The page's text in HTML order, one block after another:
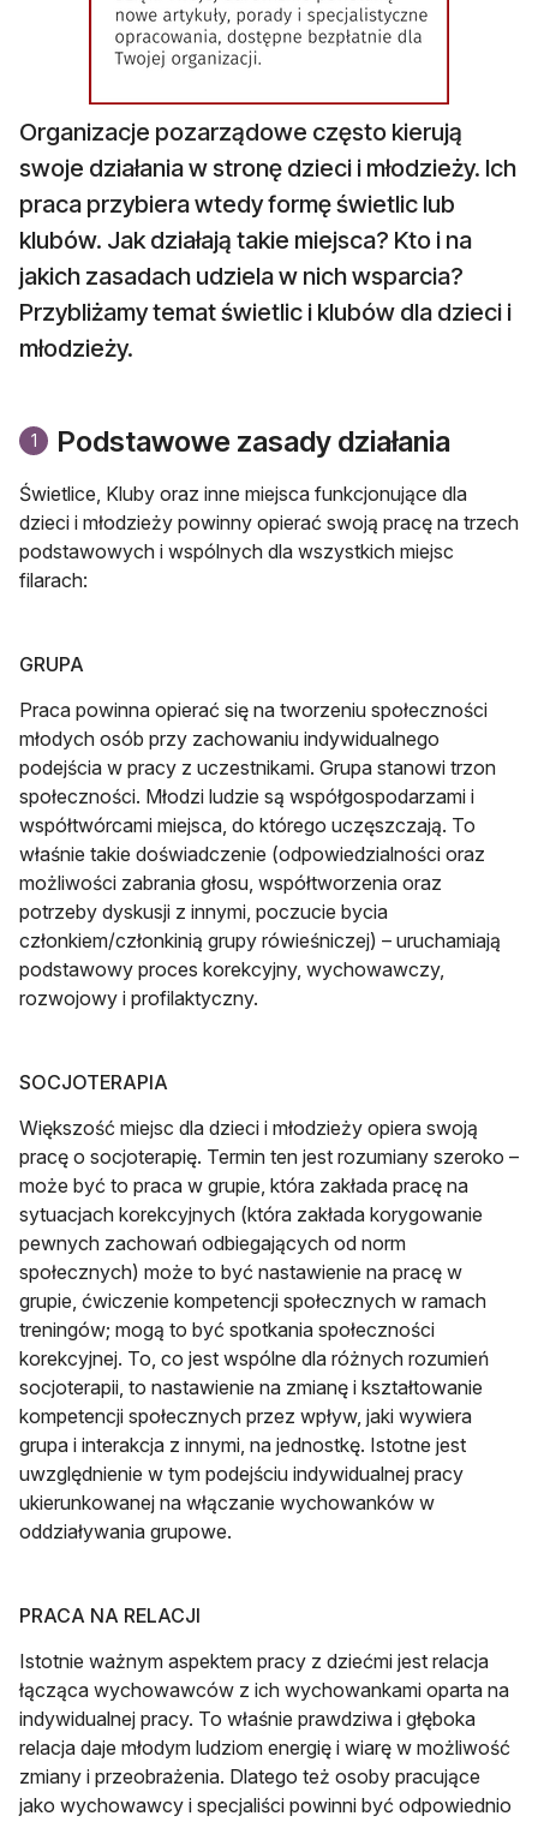
Organizacje pozarządowe często kierują
swoje działania w stronę dzieci i młodzieży. Ich
praca przybiera wtedy formę świetlic lub
klubów. Jak działają takie miejsca? Kto i na
jakich zasadach udziela w nich wsparcia?
Przybliżamy temat świetlic i klubów dla dzieci i
młodzieży.
1 Podstawowe zasady działania
Świetlice, Kluby oraz inne miejsca funkcjonujące dla
dzieci i młodzieży powinny opierać swoją pracę na trzech
podstawowych i wspólnych dla wszystkich miejsc
filarach:
GRUPA
Praca powinna opierać się na tworzeniu społeczności
młodych osób przy zachowaniu indywidualnego
podejścia w pracy z uczestnikami. Grupa stanowi trzon
społeczności. Młodzi ludzie są współgospodarzami i
współtwórcami miejsca, do którego uczęszczają. To
właśnie takie doświadczenie (odpowiedzialności oraz
możliwości zabrania głosu, współtworzenia oraz
potrzeby dyskusji z innymi, poczucie bycia
członkiem/członkinią grupy rówieśniczej) – uruchamiają
podstawowy proces korekcyjny, wychowawczy,
rozwojowy i profilaktyczny.
SOCJOTERAPIA
Większość miejsc dla dzieci i młodzieży opiera swoją
pracę o socjoterapię. Termin ten jest rozumiany szeroko –
może być to praca w grupie, która zakłada pracę na
sytuacjach korekcyjnych (która zakłada korygowanie
pewnych zachowań odbiegających od norm
społecznych) może to być nastawienie na pracę w
grupie, ćwiczenie kompetencji społecznych w ramach
treningów; mogą to być spotkania społeczności
korekcyjnej. To, co jest wspólne dla różnych rozumień
socjoterapii, to nastawienie na zmianę i kształtowanie
kompetencji społecznych przez wpływ, jaki wywiera
grupa i interakcja z innymi, na jednostkę. Istotne jest
uwzględnienie w tym podejściu indywidualnej pracy
ukierunkowanej na włączanie wychowanków w
oddziaływania grupowe.
PRACA NA RELACJI
Istotnie ważnym aspektem pracy z dziećmi jest relacja
łącząca wychowawców z ich wychowankami oparta na
indywidualnej pracy. To właśnie prawdziwa i głęboka
relacja daje młodym ludziom energię i wiarę w możliwość
zmiany i przeobrażenia. Dlatego też osoby pracujące
jako wychowawcy i specjaliści powinni być odpowiednio